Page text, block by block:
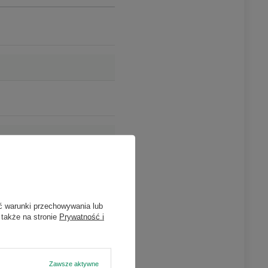
warunki przechowywania lub
na stronie Prywatność i
Zawsze aktywne